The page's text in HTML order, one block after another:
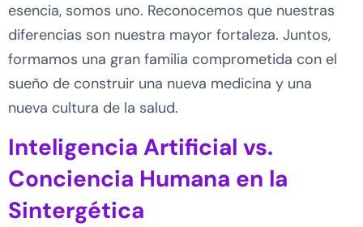
esencia, somos uno. Reconocemos que nuestras
diferencias son nuestra mayor fortaleza. Juntos,
formamos una gran familia comprometida con el
sueño de construir una nueva medicina y una
nueva cultura de la salud.
Inteligencia Artificial vs.
Conciencia Humana en la
Sintergética